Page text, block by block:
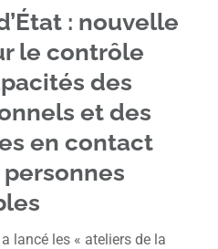
: nouvelle
le contrôle
des
et des
en contact
lancé les « ateliers de la